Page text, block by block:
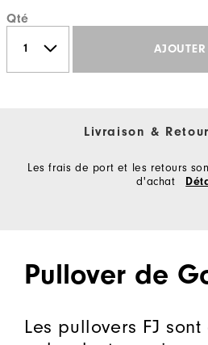
Qté
Livraison &
Les frais de port et les retours
d'achat
Pullover de
Les pullovers FJ